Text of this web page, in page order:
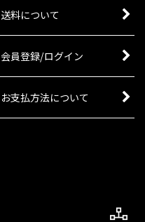
送料について
会員登録/ログイン
お支払方法について